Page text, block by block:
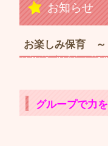
お知らせ
お楽しみ保育 ～
グループで力